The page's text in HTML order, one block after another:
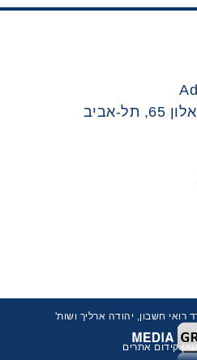
אביב
רואי חשבון, יהודה ארליך ושות'
|קידום אתרים